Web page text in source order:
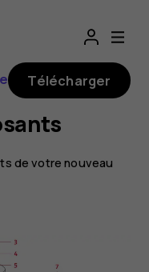
Télécharger
de votre nouveau